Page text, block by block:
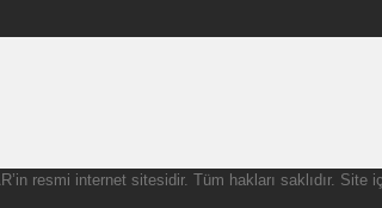
’in resmi internet sitesidir. Tüm hakları saklıdır.